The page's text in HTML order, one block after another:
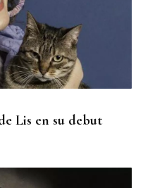
Lis en su debut